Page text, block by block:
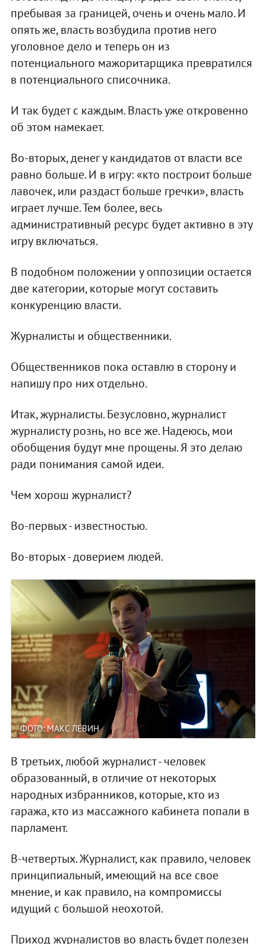
пребывая за границей, очень и очень мало. И
опять же, власть возбудила против него
уголовное дело и теперь он из
потенциального мажоритарщика превратился
в потенциального списочника.
И так будет с каждым. Власть уже откровенно
об этом намекает.
Во-вторых, денег у кандидатов от власти все
равно больше. И в игру: «кто построит больше
лавочек, или раздаст больше гречки», власть
играет лучше. Тем более, весь
административный ресурс будет активно в эту
игру включаться.
В подобном положении у оппозиции остается
две категории, которые могут составить
конкуренцию власти.
Журналисты и общественники.
Общественников пока оставлю в сторону и
напишу про них отдельно.
Итак, журналисты. Безусловно, журналист
журналисту рознь, но все же. Надеюсь, мои
обобщения будут мне прощены. Я это делаю
ради понимания самой идеи.
Чем хорош журналист?
Во-первых - известностью.
Во-вторых - доверием людей.
ФОТО: МАКС ЛЕВИН
В третьих, любой журналист - человек
образованный, в отличие от некоторых
народных избранников, которые, кто из
гаража, кто из массажного кабинета попали в
парламент.
В-четвертых. Журналист, как правило, человек
принципиальный, имеющий на все свое
мнение, и как правило, на компромиссы
идущий с большой неохотой.
Приход журналистов во власть будет полезен